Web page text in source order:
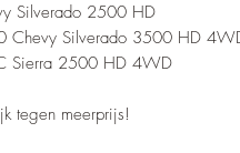
Silverado 2500 HD
Silverado 3500 HD
Sierra 2500 HD 4WD
tegen meerprijs!